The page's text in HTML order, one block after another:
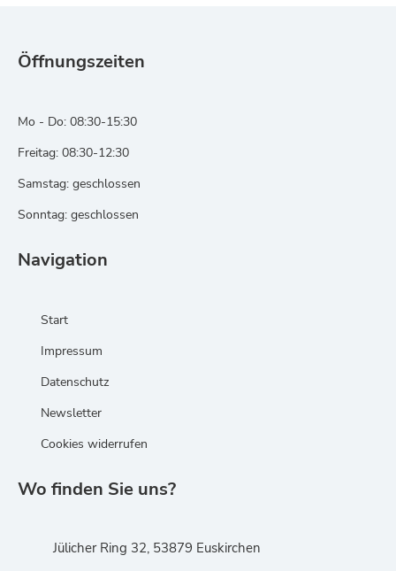
Öffnungszeiten
Mo - Do: 08:30-15:30
Freitag: 08:30-12:30
Samstag: geschlossen
Sonntag: geschlossen
Navigation
Start
Impressum
Datenschutz
Newsletter
Cookies widerrufen
Wo finden Sie uns?
Jülicher Ring 32, 53879 Euskirchen